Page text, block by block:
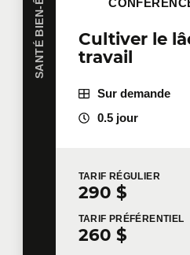
SANTÉ BIEN-ÊTRE
Cultiver le
travail
Sur demande
0.5 jour
TARIF RÉGULIER
290 $
TARIF PRÉFÉRENTIEL
260 $